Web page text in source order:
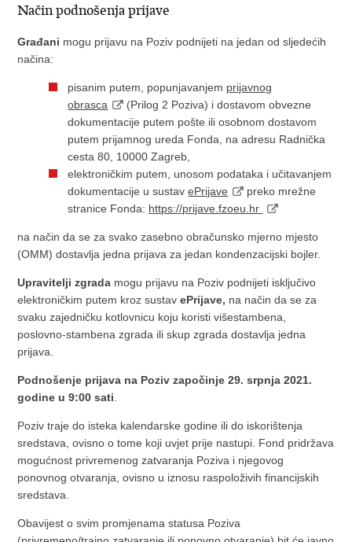
Način podnošenja prijave
Građani mogu prijavu na Poziv podnijeti na jedan od sljedećih
načina:
pisanim putem, popunjavanjem prijavnog
obrasca
(Prilog 2 Poziva) i dostavom obvezne
dokumentacije putem pošte ili osobnom dostavom
putem prijamnog ureda Fonda, na adresu Radnička
cesta 80, 10000 Zagreb,
elektroničkim putem, unosom podataka i učitavanjem
dokumentacije u sustavePrijave
preko mrežne
stranice Fonda: https://prijave.fzoeu.hr
na način da se za svako zasebno obračunsko mjerno mjesto
(OMM) dostavlja jedna prijava za jedan kondenzacijski bojler.
Upravitelji zgrada mogu prijavu na Poziv podnijeti isključivo
elektroničkim putem kroz sustavePrijave, na način da se za
svaku zajedničku kotlovnicu koju koristi višestambena,
poslovno-stambena zgrada ili skup zgrada dostavlja jedna
prijava.
Podnošenje prijava na Poziv započinje 29. srpnja 2021.
godine u 9:00 sati
Poziv traje do isteka kalendarske godine ili do iskorištenja
sredstava, ovisno o tome koji uvjet prije nastupi. Fond pridržava
mogućnost privremenog zatvaranja Poziva i njegovog
ponovnog otvaranja, ovisno u iznosu raspoloživih financijskih
sredstava.
Obavijest o svim promjenama statusa Poziva